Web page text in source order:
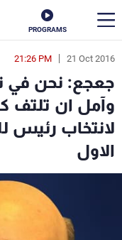
PROGRAMS
21 Oct 2016
21:26 PM
جعجع: نحن في
وآمل ان تلتف
الاول
en
الأخبار
سياسة
إقتصاد
كأس العالم